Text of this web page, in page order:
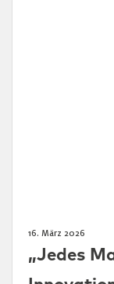
16. März 2026
„Jedes